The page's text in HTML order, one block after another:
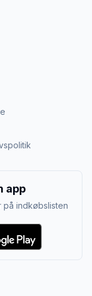
app
på indkøbslisten